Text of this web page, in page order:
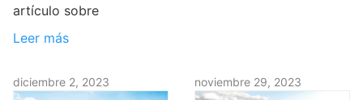
artículo sobre
Leer más
diciembre 2, 2023 noviembre 29, 2023